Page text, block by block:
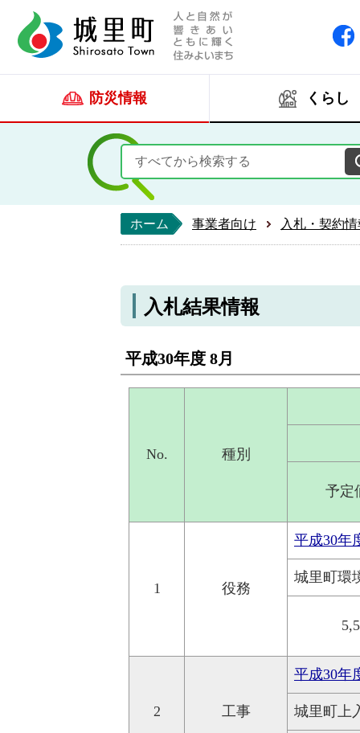
防災情報 くらし
ホーム 事業者向け 入札・契約
入札結果情報
平成30年度 8月
No. 種別
予定
1 役務
平成30
城里町環
2 工事
平成30
城里町上